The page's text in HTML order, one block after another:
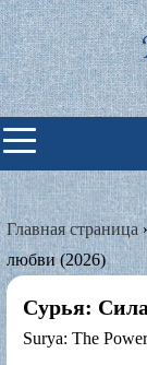
Skip
to
content
Главная страница
любви (2026)
Сурья:
Surya: The